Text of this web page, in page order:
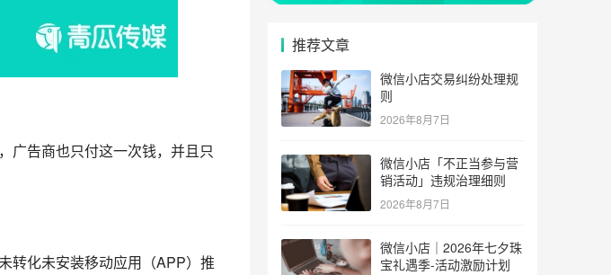
广告商也只付这一次钱，并且只
转化未安装移动应用（APP）推
推荐文章
微信小店交易纠纷处理规
则
2026年8月7日
微信小店「不正当参与营
销活动」违规治理细则
2026年8月7日
微信小店｜2026年七夕珠
宝礼遇季-活动激励计划